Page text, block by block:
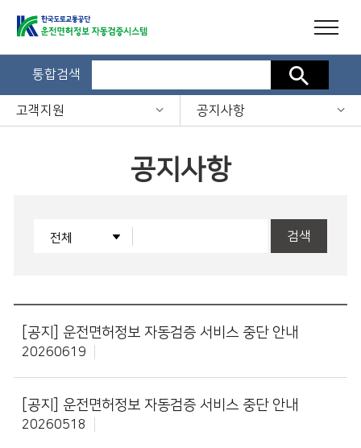
통합검색 검색
고객지원 공지사항
공지사항
검색
[공지] 운전면허정보 자동검증 서비스 중단 안내
20260619
[공지] 운전면허정보 자동검증 서비스 중단 안내
20260518